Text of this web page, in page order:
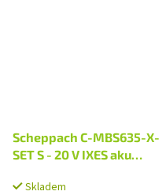
Scheppach C-MBS635-X-
SET S - 20 V IXES aku
baterie + nabíječka 2,4 A
Skladem